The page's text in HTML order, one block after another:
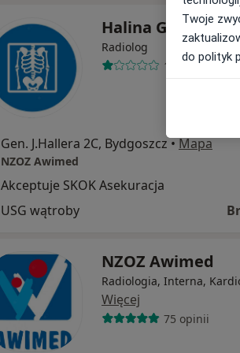
Halina Gehrke
Radiolog
1 opinia
Gen. J.Hallera 2C, Bydgoszcz •Mapa
NZOZ Awimed
Akceptuje SKOK Asekuracja
USG wątroby
NZOZ Awimed
Radiologia, Interna,
Więcej
75 opinii
Twoje
do polityk